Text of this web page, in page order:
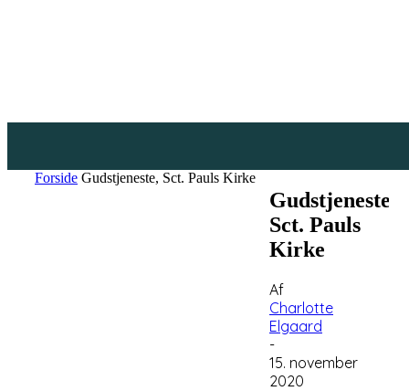
Forside Gudstjeneste, Sct. Pauls Kirke
Gudstjeneste,
Sct. Pauls
Kirke
Af
Charlotte
Elgaard
-
15. november
2020